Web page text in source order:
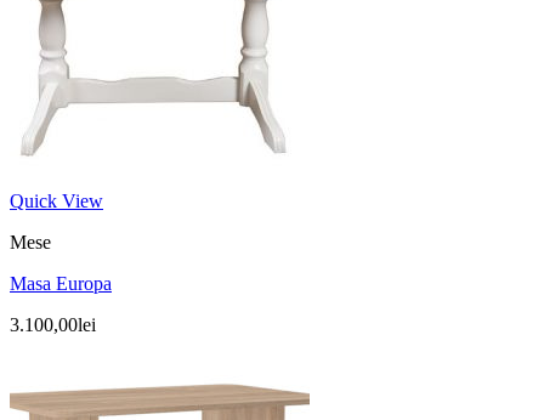
Quick View
Mese
Masa Europa
3.100,00lei